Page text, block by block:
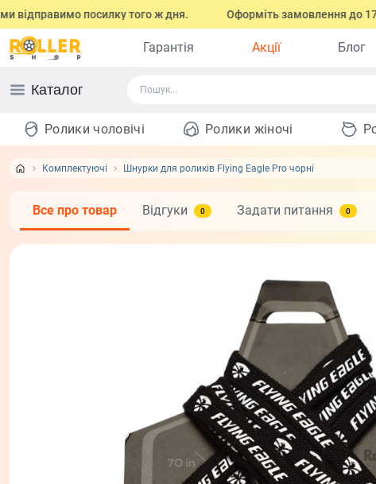
посилку того ж дня. Оформіть замовлення до
Гарантія Акції Блог
Каталог
Ролики чоловічі Ролики жіночі
Комплектуючі Шнурки для роликів Flying Eagle Pro чорні
Все про товар Відгуки 0 Задати питання 0